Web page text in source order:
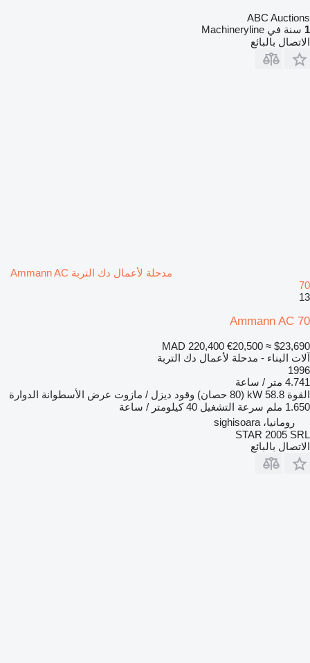
ABC Auctions
1 سنة في Machineryline
الاتصال بالبائع
مدحلة لأعمال دك التربة Ammann AC
70
13
Ammann AC 70
MAD 220,400 €20,500 ≈ $23,690
آلات البناء - مدحلة لأعمال دك التربة
1996
4.741 متر / ساعة
القوة 58.8 kW (80 حصان) وقود ديزل / مازوت عرض الأسطوانة الدوارة
1.650 ملم
سرعة التشغيل 40 كيلومتر / ساعة
رومانيا، sighisoara
STAR 2005 SRL
الاتصال بالبائع